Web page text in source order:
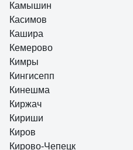
Камышин
Касимов
Кашира
Кемерово
Кимры
Кингисепп
Кинешма
Киржач
Кириши
Киров
Кирово-Чепецк